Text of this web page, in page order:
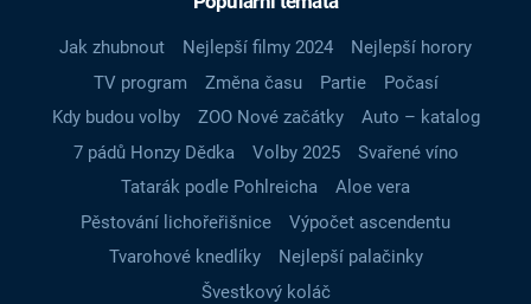
Jak zhubnout Nejlepší filmy 2024
Nejlepší horory
TV program
Změna času Partie
Počasí
Kdy budou volby
ZOO Nové začátky
Auto – katalog
7 pádů Honzy Dědka
Volby 2025
Svařené víno
Tatarák podle Pohlreicha
Aloe vera
Pěstování lichořeřišnice
Výpočet ascendentu
Tvarohové knedlíky
Nejlepší palačinky
Švestkový koláč